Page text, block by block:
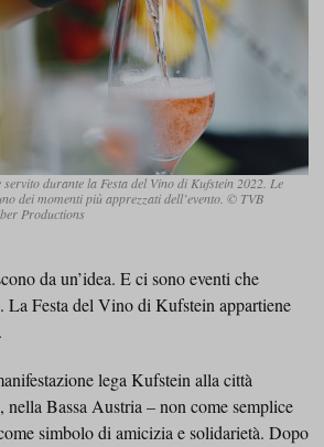
durante la Festa del Vino di Kufstein 2022. Le
dei momenti più apprezzati dell’evento. © TVB
Productions
da un’idea. E ci sono eventi che
La Festa del Vino di Kufstein appartiene
lega Kufstein alla città
Bassa Austria – non come semplice
simbolo di amicizia e solidarietà. Dopo